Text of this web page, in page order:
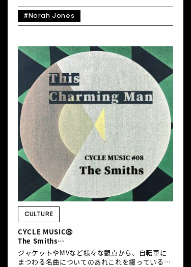
からは自転車と共に音楽で世界を走ろうというイ
メージで、“都市の音楽”をテーマに「Music
ところですが、書きそびれてしまっていた“自転
車と音楽の蜜月”を象徴するような名作を、最後
にご紹介しましょう。 それはNorah Jonesの
「Christmas Calling (Jolly Jones)」。これまで
もグラミー賞の常連だったNorah Jonesは、つい
先日、昨年リリースした最新アルバム
『Visions』が、第67回グラミー賞“Best
Traditional Pop Vocal Album”を受賞したとい
う、吉報がとびこんできたばかりですね。
「Christmas Calling」は2021年に発表されたそ
の前作で初のクリスマス・アルバム『I Dream Of
Christmas』のリード・シングルで、寂しそうに
街をひとり自転車でさまよう可憐な彼女のもと
に、たくさんのサンタクロースが自転車に乗って
だんだんと集まってきて、やがて夢のような楽し
いクリスマス・パーティーが始まるMVもハート
ウォームな名曲です。 コロナ禍で人が集まること
が困難だった当時の、「大切な人と少しでもつな
がっていたい」という切実な思いが反映されてい
て、クリスマスに離れてすごす大切な人に電話越
しで歌う心温まるストーリーが綴られています
が、その優しい歌とメロデ […]
#Norah Jones
CULTURE
CYCLE MUSIC⑧
The Smiths
「This Charming Man」
ジャケットやMVなど様々な観点から、自転車に
まつわる名曲についてのあれこれを綴っているマ